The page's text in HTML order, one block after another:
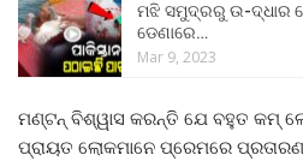
ମଝି ସମୁଦ୍ରରୁ ଉ-ଦ୍ଧାର
ଡେଣାରେ…
Mar 9, 2023
ମଣ୍ଟନ୍ ବିଶ୍ୱାସ କରନ୍ତି ଯେ ବହୁତ କମ୍
ପ୍ରାୟତ ଲୋକମାନେ ପ୍ରେମରେ